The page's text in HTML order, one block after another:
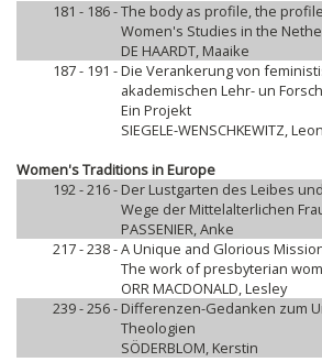
181 - 186 -The body as profile, the
Women's Studies in the
DE HAARDT, Maaike
187 - 191 -Die Verankerung von
akademischen Lehr- un
Ein Projekt
SIEGELE-WENSCHKEWITZ,
Women's Traditions in Europe
192 - 216 - Der Lustgarten des Leibes
Wege der Mittelalterlichen
PASSENIER, Anke
217 - 238 -A Unique and Glorious
The work of presbyterian
ORR MACDONALD, Lesley
239 - 256 - Differenzen-Gedanken zum
Theologien
SÖDERBLOM, Kerstin